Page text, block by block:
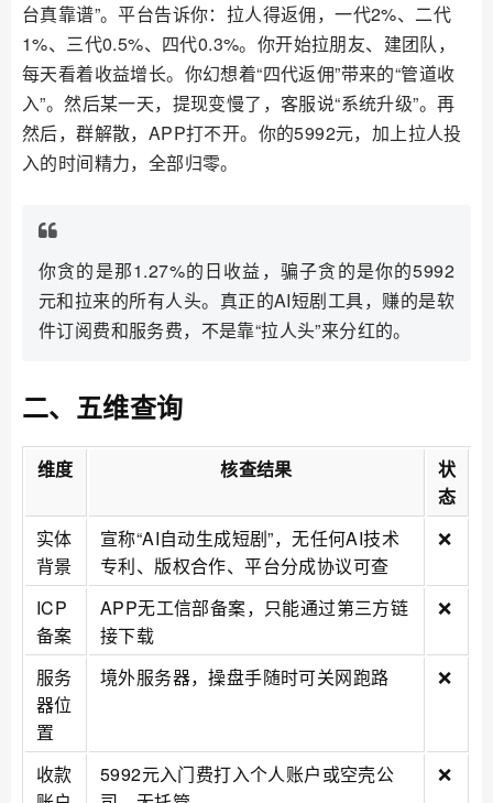
台真靠谱”。平台告诉你：拉人得返佣，一代2%、二代
1%、三代0.5%、四代0.3%。你开始拉朋友、建团队，
每天看着收益增长。你幻想着“四代返佣”带来的“管道收
入”。然后某一天，提现变慢了，客服说“系统升级”。再
然后，群解散，APP打不开。你的5992元，加上拉人投
入的时间精力，全部归零。
你贪的是那1.27%的日收益，骗子贪的是你的5992
元和拉来的所有人头。真正的AI短剧工具，赚的是软
件订阅费和服务费，不是靠“拉人头”来分红的。
二、五维查询
维度 核查结果
状
态
实体
背景
宣称“AI自动生成短剧”，无任何AI技术
专利、版权合作、平台分成协议可查
❌
ICP
备案
APP无工信部备案，只能通过第三方链
接下载
❌
服务
器位
置
境外服务器，操盘手随时可关网跑路 ❌
收款
5992元入门费打入个人账户或空壳公
❌